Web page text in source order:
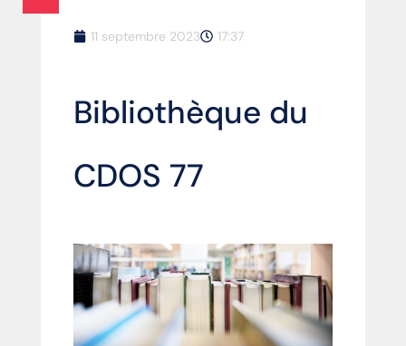
11 septembre 2023 17:37
Bibliothèque du
CDOS 77